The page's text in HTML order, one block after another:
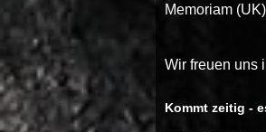
Memoriam
Wir freuen uns
Kommt zeitig -